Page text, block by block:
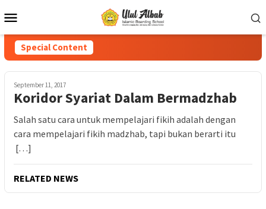
Special Content
September 11, 2017
Koridor Syariat Dalam Bermadzhab
Salah satu cara untuk mempelajari fikih adalah dengan
cara mempelajari fikih madzhab, tapi bukan berarti itu
[…]
RELATED NEWS